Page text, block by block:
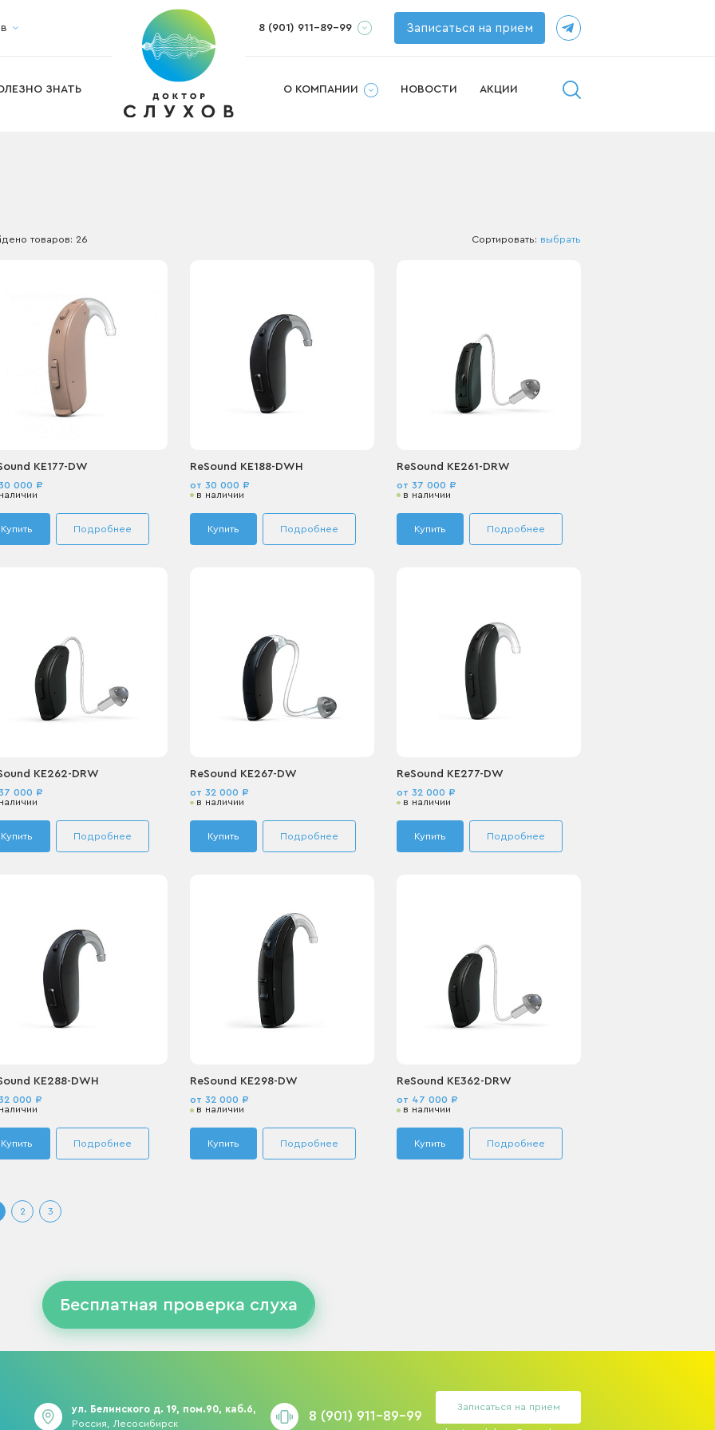
Настройка слухового аппарата
Ремонт и обслуживание слуховых аппаратов
Изготовление ушных вкладышей
Изготовление индивидуальных берушей
Подбор слухового аппарата на дому
ЗНАТЬ
8 (901) 911-89-99 Записаться на прием
О КОМПАНИИ НОВОСТИ АКЦИИ
товаров: 26 Сортировать: выбрать
KE177-DW
000 ₽
Купить Подробнее
ReSound KE188-DWH
от 30 000 ₽
в наличии
Купить Подробнее
ReSound КЕ261-DRW
от 37 000 ₽
в наличии
Купить Подробнее
KE262-DRW
000 ₽
Купить Подробнее
ReSound KE267-DW
от 32 000 ₽
в наличии
Купить Подробнее
ReSound KE277-DW
от 32 000 ₽
в наличии
Купить Подробнее
KE288-DWH
000 ₽
Купить Подробнее
ReSound KE298-DW
от 32 000 ₽
в наличии
Купить Подробнее
ReSound KE362-DRW
от 47 000 ₽
в наличии
Купить Подробнее
2 3
Бесплатная проверка слуха
ул. Белинского д. 19, пом.90, каб.6,
Россия, Лесосибирск
8 (901) 911-89-99
Записаться на прием